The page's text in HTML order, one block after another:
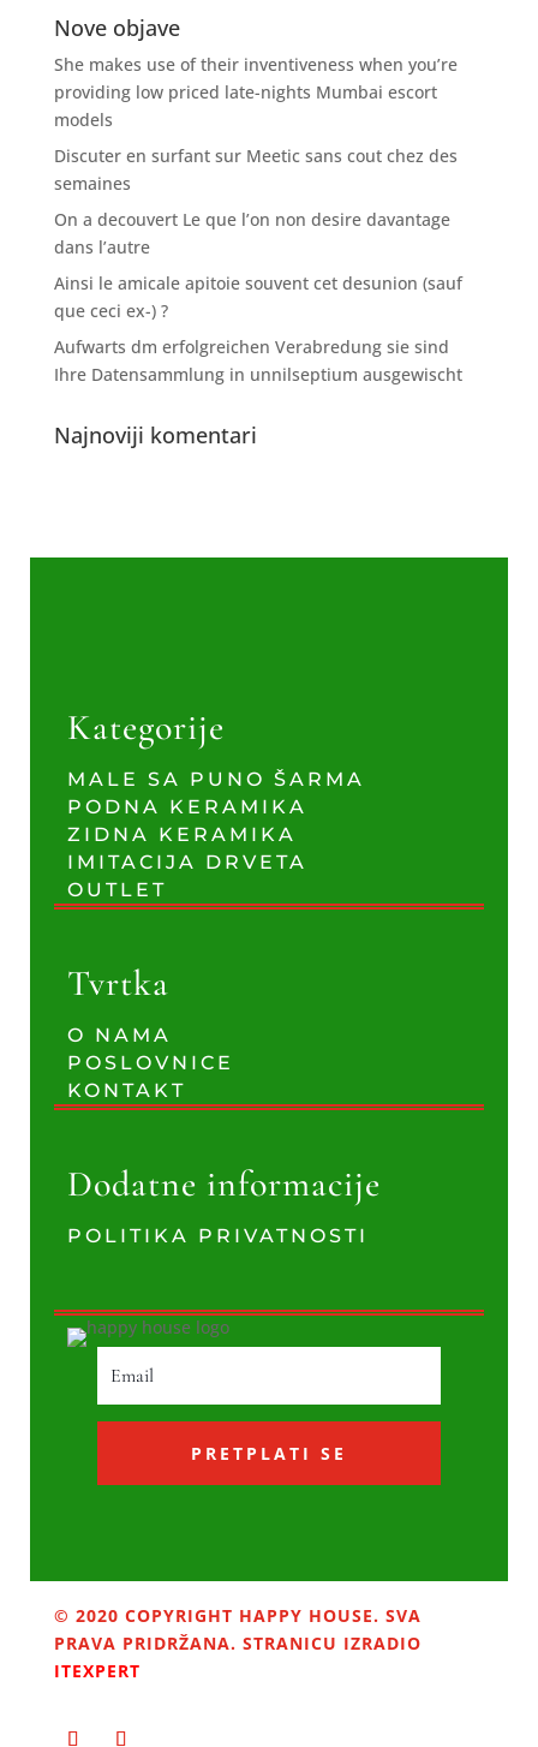
Nove objave
She makes use of their inventiveness when you’re
providing low priced late-nights Mumbai escort
models
Discuter en surfant sur Meetic sans cout chez des
semaines
On a decouvert Le que l’on non desire davantage
dans l’autre
Ainsi le amicale apitoie souvent cet desunion (sauf
que ceci ex-) ?
Aufwarts dm erfolgreichen Verabredung sie sind
Ihre Datensammlung in unnilseptium ausgewischt
Najnoviji komentari
Kategorije
MALE SA PUNO ŠARMA
PODNA KERAMIKA
ZIDNA KERAMIKA
IMITACIJA DRVETA
OUTLET
Tvrtka
O NAMA
POSLOVNICE
KONTAKT
Dodatne informacije
POLITIKA PRIVATNOSTI
PRETPLATI SE
© 2020 COPYRIGHT HAPPY HOUSE. SVA
PRAVA PRIDRŽANA. STRANICU IZRADIO
ITEXPERT